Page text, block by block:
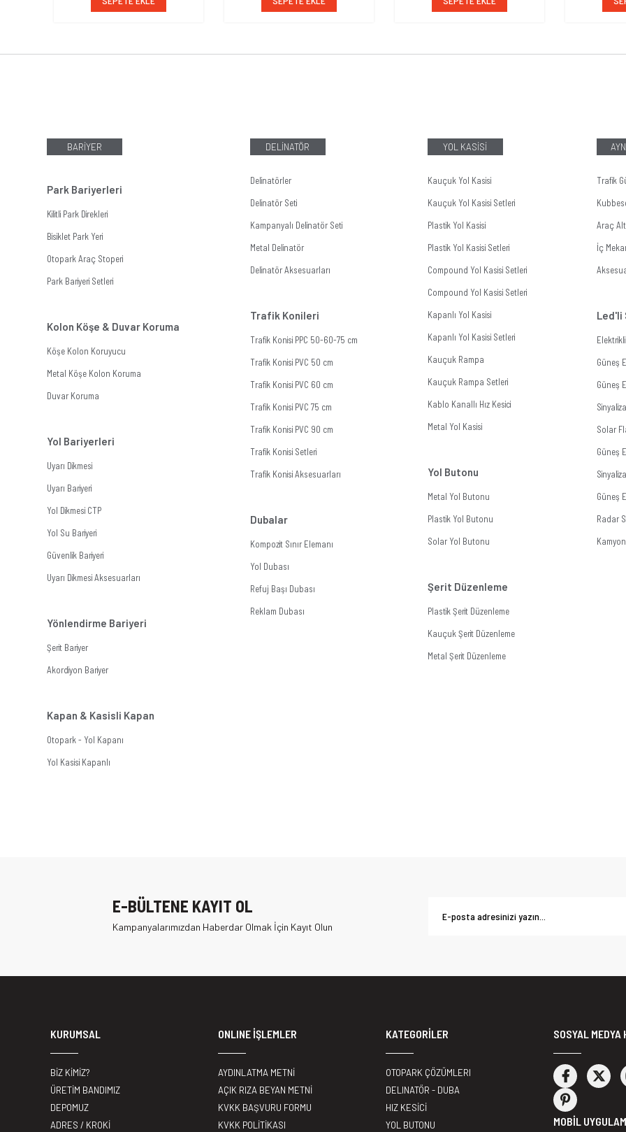
BARİYER
Park Bariyerleri
Kilitli Park Direkleri
Bisiklet Park Yeri
Otopark Araç Stoperi
Park Bariyeri Setleri
Kolon Köşe & Duvar Koruma
Köşe Kolon Koruyucu
Metal Köşe Kolon Koruma
Duvar Koruma
Yol Bariyerleri
Uyarı Dikmesi
Uyarı Bariyeri
Yol Dikmesi CTP
Yol Su Bariyeri
Güvenlik Bariyeri
Uyarı Dikmesi Aksesuarları
Yönlendirme Bariyeri
Şerit Bariyer
Akordiyon Bariyer
Kapan & Kasisli Kapan
Otopark - Yol Kapanı
Yol Kasisi Kapanlı
DELİNATÖR
Delinatörler
Delinatör Seti
Kampanyalı Delinatör Seti
Metal Delinatör
Delinatör Aksesuarları
Trafik Konileri
Trafik Konisi PPC 50-60-75 cm
Trafik Konisi PVC 50 cm
Trafik Konisi PVC 60 cm
Trafik Konisi PVC 75 cm
Trafik Konisi PVC 90 cm
Trafik Konisi Setleri
Trafik Konisi Aksesuarları
Dubalar
Kompozit Sınır Elemanı
Yol Dubası
Refuj Başı Dubası
Reklam Dubası
YOL KASİSİ
Kauçuk Yol Kasisi
Kauçuk Yol Kasisi Setleri
Plastik Yol Kasisi
Plastik Yol Kasisi Setleri
Compound Yol Kasisi Setleri
Compound Yol Kasisi Setleri
Kapanlı Yol Kasisi
Kapanlı Yol Kasisi Setleri
Kauçuk Rampa
Kauçuk Rampa Setleri
Kablo Kanallı Hız Kesici
Metal Yol Kasisi
Yol Butonu
Metal Yol Butonu
Plastik Yol Butonu
Solar Yol Butonu
Şerit Düzenleme
Plastik Şerit Düzenleme
Kauçuk Şerit Düzenleme
Metal Şerit Düzenleme
Trafik
Araç
İç
Led'li
Güneş
Güneş
Solar
Güneş
Güneş
Radar
E-BÜLTENE KAYIT OL
Kampanyalarımızdan Haberdar Olmak İçin Kayıt Olun
KURUMSAL
BİZ KİMİZ?
ÜRETİM BANDIMIZ
DEPOMUZ
ADRES / KROKİ
ONLINE İŞLEMLER
AYDINLATMA METNİ
AÇIK RIZA BEYAN METNİ
KVKK BAŞVURU FORMU
KVKK POLİTİKASI
KATEGORİLER
OTOPARK ÇÖZÜMLERI
DELINATÖR - DUBA
HIZ KESİCİ
YOL BUTONU
SOSYAL
MOBİL